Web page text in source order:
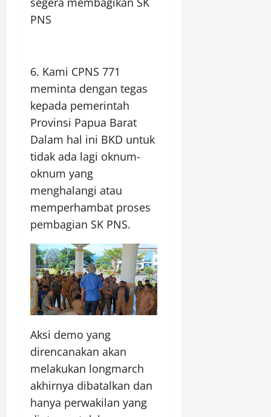
PNS
6. Kami CPNS 771
meminta dengan tegas
kepada pemerintah
Provinsi Papua Barat
Dalam hal ini BKD untuk
tidak ada lagi oknum-
oknum yang
menghalangi atau
memperhambat proses
pembagian SK PNS.
Aksi demo yang
direncanakan akan
melakukan longmarch
akhirnya dibatalkan dan
hanya perwakilan yang